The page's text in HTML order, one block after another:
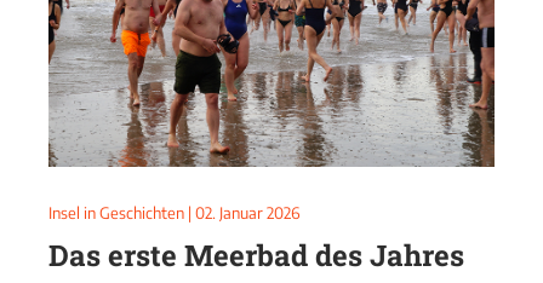
Insel in Geschichten | 02. Januar 2026
Das erste Meerbad des Jahres